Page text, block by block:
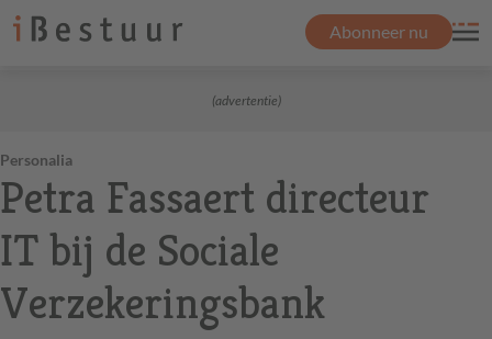
Abonneer nu
(advertentie)
Personalia
Petra Fassaert directeur
IT bij de Sociale
Verzekeringsbank